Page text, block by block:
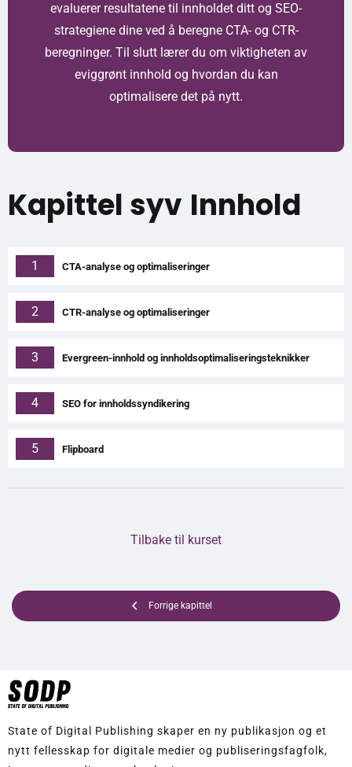
evaluerer resultatene til innholdet ditt og SEO-
strategiene dine ved å beregne CTA- og CTR-
beregninger. Til slutt lærer du om viktigheten av
eviggrønt innhold og hvordan du kan
optimalisere det på nytt.
Kapittel syv Innhold
1 CTA-analyse og optimaliseringer
2 CTR-analyse og optimaliseringer
3 Evergreen-innhold og innholdsoptimaliseringsteknikker
4 SEO for innholdssyndikering
5 Flipboard
Forrige kapittel
Tilbake til kurset
State of Digital Publishing skaper en ny publikasjon og et
nytt fellesskap for digitale medier og publiseringsfagfolk,